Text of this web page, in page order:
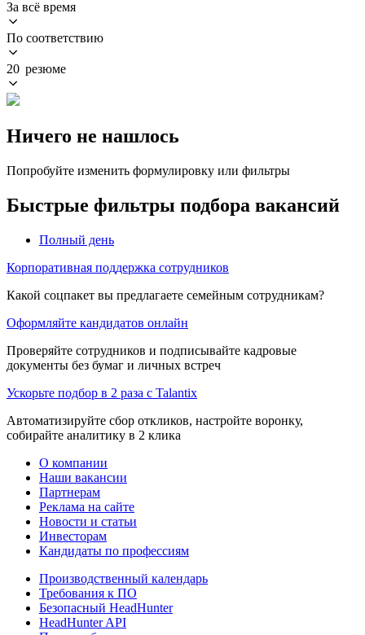
За всё время
По соответствию
20 резюме
Ничего не нашлось
Попробуйте изменить формулировку или фильтры
Быстрые фильтры подбора вакансий
Полный день
Корпоративная поддержка сотрудников
Какой соцпакет вы предлагаете семейным сотрудникам?
Оформляйте кандидатов онлайн
Проверяйте сотрудников и подписывайте кадровые
документы без бумаг и личных встреч
Ускорьте подбор в 2 раза с Talantix
Автоматизируйте сбор откликов, настройте воронку,
собирайте аналитику в 2 клика
О компании
Наши вакансии
Партнерам
Реклама на сайте
Новости и статьи
Инвесторам
Кандидаты по профессиям
Производственный календарь
Требования к ПО
Безопасный HeadHunter
HeadHunter API